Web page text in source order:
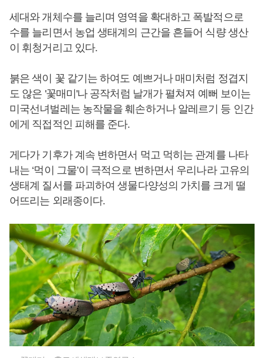
세대와 개체수를 늘리며 영역을 확대하고 폭발적으로
수를 늘리면서 농업 생태계의 근간을 흔들어 식량 생산
이 휘청거리고 있다.
붉은 색이 꽃 같기는 하여도 예쁘거나 매미처럼 정겹지
도 않은 '꽃매미'나 공작처럼 날개가 펼쳐져 예뻐 보이는
미국선녀벌레는 농작물을 훼손하거나 알레르기 등 인간
에게 직접적인 피해를 준다.
게다가 기후가 계속 변하면서 먹고 먹히는 관계를 나타
내는 ‘먹이 그물’이 극적으로 변하면서 우리나라 고유의
생태계 질서를 파괴하여 생물다양성의 가치를 크게 떨
어뜨리는 외래종이다.